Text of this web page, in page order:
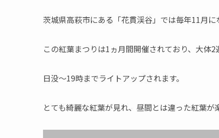
茨城県高萩市にある「花貫渓谷」では毎年11月
この紅葉まつりは1ヵ月間開催されており、大体
日没～19時までライトアップされます。
とても綺麗な紅葉が見れ、昼間とは違った紅葉が